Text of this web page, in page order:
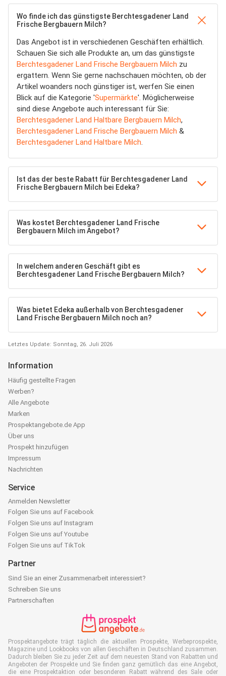
Wo finde ich das günstigste Berchtesgadener Land
Frische Bergbauern Milch?
Das Angebot ist in verschiedenen Geschäften erhältlich.
Schauen Sie sich alle Produkte an, um das günstigste
Berchtesgadener Land Frische Bergbauern Milch zu
ergattern. Wenn Sie gerne nachschauen möchten, ob der
Artikel woanders noch günstiger ist, werfen Sie einen
Blick auf die Kategorie 'Supermärkte'. Möglicherweise
sind diese Angebote auch interessant für Sie:
Berchtesgadener Land Haltbare Bergbauern Milch,
Berchtesgadener Land Frische Bergbauern Milch &
Berchtesgadener Land Haltbare Milch.
Ist das der beste Rabatt für Berchtesgadener Land
Frische Bergbauern Milch bei Edeka?
Was kostet Berchtesgadener Land Frische
Bergbauern Milch im Angebot?
In welchem anderen Geschäft gibt es
Berchtesgadener Land Frische Bergbauern Milch?
Was bietet Edeka außerhalb von Berchtesgadener
Land Frische Bergbauern Milch noch an?
Letztes Update: Sonntag, 26. Juli 2026
Information
Häufig gestellte Fragen
Werben?
Alle Angebote
Marken
Prospektangebote.de App
Über uns
Prospekt hinzufügen
Impressum
Nachrichten
Service
Anmelden Newsletter
Folgen Sie uns auf Facebook
Folgen Sie uns auf Instagram
Folgen Sie uns auf Youtube
Folgen Sie uns auf TikTok
Partner
Sind Sie an einer Zusammenarbeit interessiert?
Schreiben Sie uns
Partnerschaften
Prospektangebote trägt täglich die aktuellen Prospekte, Werbeprospekte,
Magazine und Lookbooks von allen Geschäften in Deutschland zusammen.
Dadurch bleiben Sie zu jeder Zeit auf dem neuesten Stand von Rabatten und
Angeboten der Prospekte und Sie finden ganz gemütlich das eine Angebot,
die eine Prospektaktion oder besonderen Rabatt während des Sale oder